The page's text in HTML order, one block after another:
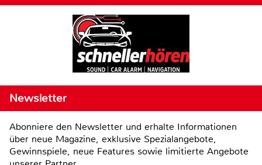
Newsletter
Abonniere den Newsletter und erhalte Informationen
über neue Magazine, exklusive Spezialangebote,
Gewinnspiele, neue Features sowie limitierte Angebote